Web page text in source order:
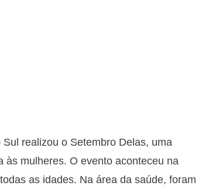
realizou o Setembro Delas, uma
às mulheres. O evento aconteceu na
as idades. Na área da saúde, foram